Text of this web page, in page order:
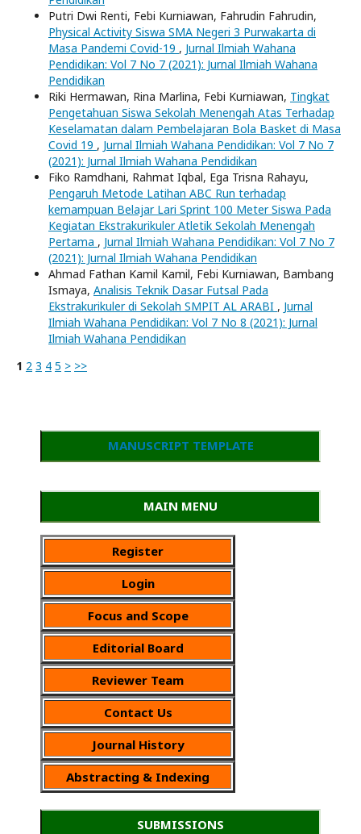
Putri Dwi Renti, Febi Kurniawan, Fahrudin Fahrudin,
Physical Activity Siswa SMA Negeri 3 Purwakarta di
Masa Pandemi Covid-19 , Jurnal Ilmiah Wahana
Pendidikan: Vol 7 No 7 (2021): Jurnal Ilmiah Wahana
Pendidikan
Riki Hermawan, Rina Marlina, Febi Kurniawan, Tingkat
Pengetahuan Siswa Sekolah Menengah Atas Terhadap
Keselamatan dalam Pembelajaran Bola Basket di Masa
Covid 19 , Jurnal Ilmiah Wahana Pendidikan: Vol 7 No 7
(2021): Jurnal Ilmiah Wahana Pendidikan
Fiko Ramdhani, Rahmat Iqbal, Ega Trisna Rahayu,
Pengaruh Metode Latihan ABC Run terhadap
kemampuan Belajar Lari Sprint 100 Meter Siswa Pada
Kegiatan Ekstrakurikuler Atletik Sekolah Menengah
Pertama , Jurnal Ilmiah Wahana Pendidikan: Vol 7 No 7
(2021): Jurnal Ilmiah Wahana Pendidikan
Ahmad Fathan Kamil Kamil, Febi Kurniawan, Bambang
Ismaya, Analisis Teknik Dasar Futsal Pada
Ekstrakurikuler di Sekolah SMPIT AL ARABI , Jurnal
Ilmiah Wahana Pendidikan: Vol 7 No 8 (2021): Jurnal
Ilmiah Wahana Pendidikan
1 2 3 4 5 > >>
MANUSCRIPT TEMPLATE
MAIN MENU
Register
Login
Focus and Scope
Editorial Board
Reviewer Team
Contact Us
Journal History
Abstracting & Indexing
SUBMISSIONS